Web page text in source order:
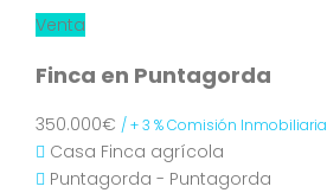
Venta
Finca en Puntagorda
350.000€ / + 3 % Comisión Inmobiliaria
Casa Finca agrícola
Puntagorda - Puntagorda